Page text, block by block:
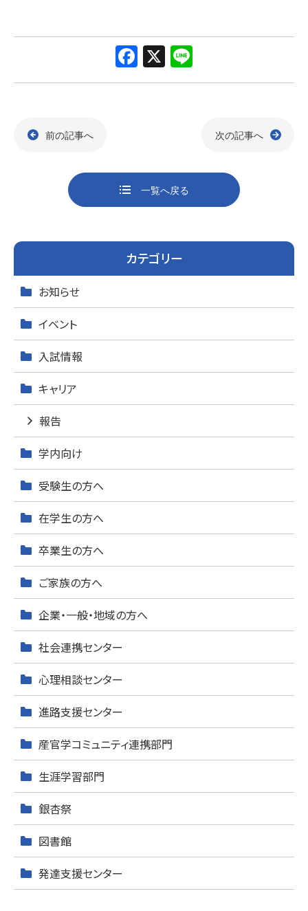
F
a
o
o
k
X
n
前の記事へ 次の記事へ
一覧へ戻る
カテゴリー
お知らせ
イベント
入試情報
キャリア
報告
学内向け
受験生の方へ
在学生の方へ
卒業生の方へ
ご家族の方へ
企業・一般・地域の方へ
社会連携センター
心理相談センター
進路支援センター
産官学コミュニティ連携部門
生涯学習部門
銀杏祭
図書館
発達支援センター